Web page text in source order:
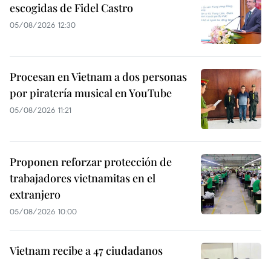
escogidas de Fidel Castro
05/08/2026 12:30
Procesan en Vietnam a dos personas
por piratería musical en YouTube
05/08/2026 11:21
Proponen reforzar protección de
trabajadores vietnamitas en el
extranjero
05/08/2026 10:00
Vietnam recibe a 47 ciudadanos